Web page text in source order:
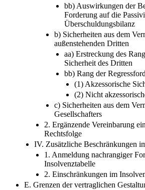
bb) Auswirkungen der
Forderung auf die
Überschuldungsbilanz
b) Sicherheiten aus dem
außenstehenden Dritten
aa) Erstreckung des
Sicherheit des Dritten
bb) Rang der
(1) Akzessorische
(2) Nicht
c) Sicherheiten aus dem
Gesellschafters
2. Ergänzende Vereinbarung
Rechtsfolge
IV. Zusätzliche Beschränkungen
1. Anmeldung nachrangiger
Insolvenztabelle
2. Einschränkungen im
E. Grenzen der vertraglichen